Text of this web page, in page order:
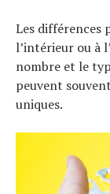
Les différences
l’intérieur ou à
nombre et le
peuvent
uniques.